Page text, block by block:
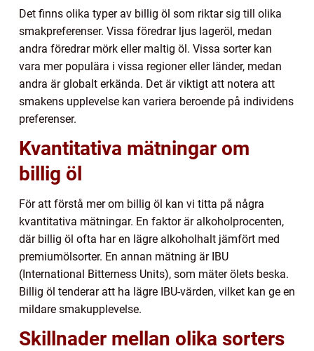
Det finns olika typer av billig öl som riktar sig till olika
smakpreferenser. Vissa föredrar ljus lageröl, medan
andra föredrar mörk eller maltig öl. Vissa sorter kan
vara mer populära i vissa regioner eller länder, medan
andra är globalt erkända. Det är viktigt att notera att
smakens upplevelse kan variera beroende på individens
preferenser.
Kvantitativa mätningar om
billig öl
För att förstå mer om billig öl kan vi titta på några
kvantitativa mätningar. En faktor är alkoholprocenten,
där billig öl ofta har en lägre alkoholhalt jämfört med
premiumölsorter. En annan mätning är IBU
(International Bitterness Units), som mäter ölets beska.
Billig öl tenderar att ha lägre IBU-värden, vilket kan ge en
mildare smakupplevelse.
Skillnader mellan olika sorters